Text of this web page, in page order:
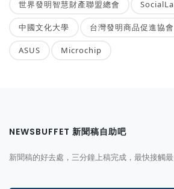
世界發明智慧財產聯盟總會
中國文化大學 台灣發明商品促進協會
ASUS Microchip
NEWSBUFFET 新聞稿自助吧
新聞稿的好去處，三分鐘上稿完成，最快接觸最